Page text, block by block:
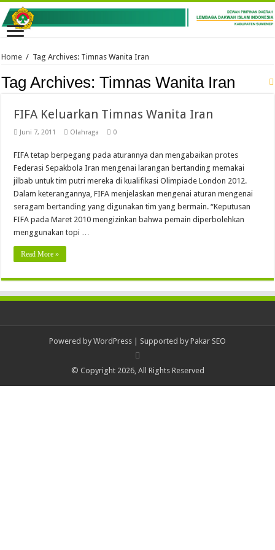
Home / Tag Archives: Timnas Wanita Iran
Tag Archives:Timnas Wanita Iran
FIFA Keluarkan Timnas Wanita Iran
Juni 7, 2011 Olahraga 0
FIFA tetap berpegang pada aturannya dan mengabaikan protes
Federasi Sepakbola Iran mengenai larangan bertanding memakai
jilbab untuk tim putri mereka di kualifikasi Olimpiade London 2012.
Dalam keterangannya, FIFA menjelaskan mengenai aturan mengenai
seragam bertanding yang digunakan tim yang bermain. “Keputusan
FIFA pada Maret 2010 mengizinkan bahwa pemain diperbolehkan
menggunakan topi …
Read More »
Powered by WordPress | Supported by Pakar SEO
© Copyright 2026, All Rights Reserved